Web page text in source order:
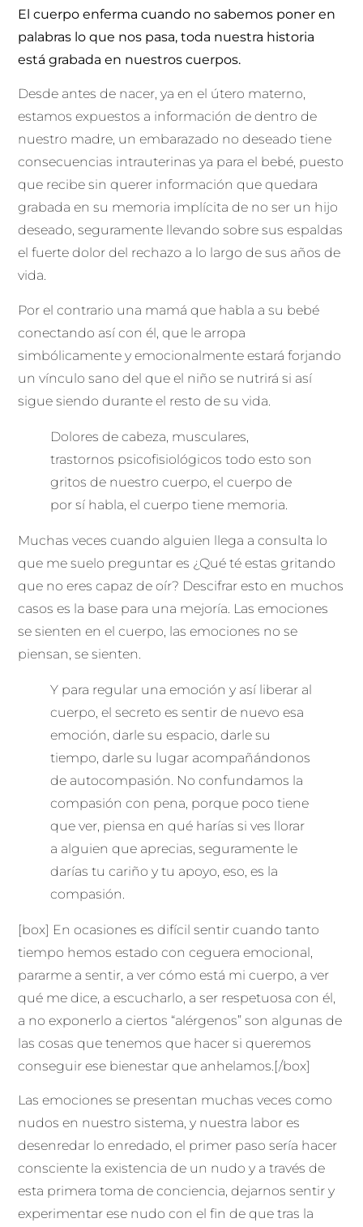
El cuerpo enferma cuando no sabemos poner en
palabras lo que nos pasa, toda nuestra historia
está grabada en nuestros cuerpos.
Desde antes de nacer, ya en el útero materno,
estamos expuestos a información de dentro de
nuestro madre, un embarazado no deseado tiene
consecuencias intrauterinas ya para el bebé, puesto
que recibe sin querer información que quedara
grabada en su memoria implícita de no ser un hijo
deseado, seguramente llevando sobre sus espaldas
el fuerte dolor del rechazo a lo largo de sus años de
vida.
Por el contrario una mamá que habla a su bebé
conectando así con él, que le arropa
simbólicamente y emocionalmente estará forjando
un vínculo sano del que el niño se nutrirá si así
sigue siendo durante el resto de su vida.
Dolores de cabeza, musculares,
trastornos psicofisiológicos todo esto son
gritos de nuestro cuerpo, el cuerpo de
por sí habla, el cuerpo tiene memoria.
Muchas veces cuando alguien llega a consulta lo
que me suelo preguntar es ¿Qué té estas gritando
que no eres capaz de oír? Descifrar esto en muchos
casos es la base para una mejoría. Las emociones
se sienten en el cuerpo, las emociones no se
piensan, se sienten.
Y para regular una emoción y así liberar al
cuerpo, el secreto es sentir de nuevo esa
emoción, darle su espacio, darle su
tiempo, darle su lugar acompañándonos
de autocompasión. No confundamos la
compasión con pena, porque poco tiene
que ver, piensa en qué harías si ves llorar
a alguien que aprecias, seguramente le
darías tu cariño y tu apoyo, eso, es la
compasión.
[box] En ocasiones es difícil sentir cuando tanto
tiempo hemos estado con ceguera emocional,
pararme a sentir, a ver cómo está mi cuerpo, a ver
qué me dice, a escucharlo, a ser respetuosa con él,
a no exponerlo a ciertos “alérgenos” son algunas de
las cosas que tenemos que hacer si queremos
conseguir ese bienestar que anhelamos.[/box]
Las emociones se presentan muchas veces como
nudos en nuestro sistema, y nuestra labor es
desenredar lo enredado, el primer paso sería hacer
consciente la existencia de un nudo y a través de
esta primera toma de conciencia, dejarnos sentir y
experimentar ese nudo con el fin de que tras la